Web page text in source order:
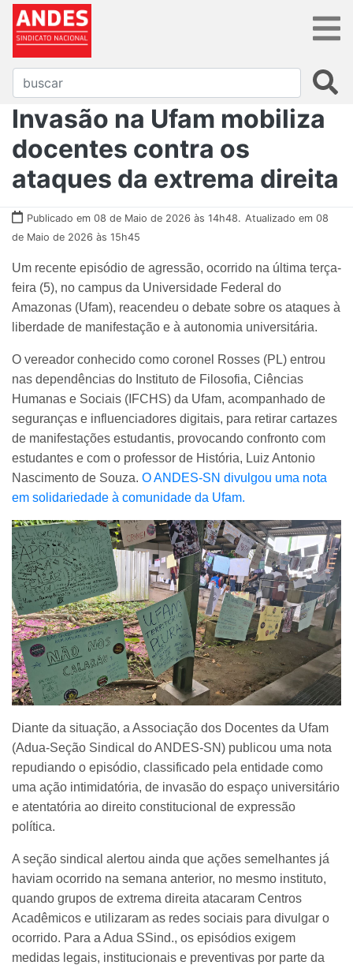
Invasão na Ufam mobiliza
docentes contra os
ataques da extrema direita
Publicado em 08 de Maio de 2026 às 14h48. Atualizado em 08
de Maio de 2026 às 15h45
Um recente episódio de agressão, ocorrido na última terça-
feira (5), no campus da Universidade Federal do
Amazonas (Ufam), reacendeu o debate sobre os ataques à
liberdade de manifestação e à autonomia universitária.
O vereador conhecido como coronel Rosses (PL) entrou
nas dependências do Instituto de Filosofia, Ciências
Humanas e Sociais (IFCHS) da Ufam, acompanhado de
seguranças e influenciadores digitais, para retirar cartazes
de manifestações estudantis, provocando confronto com
estudantes e com o professor de História, Luiz Antonio
Nascimento de Souza. O ANDES-SN divulgou uma nota
em solidariedade à comunidade da Ufam.
Diante da situação, a Associação dos Docentes da Ufam
(Adua-Seção Sindical do ANDES-SN) publicou uma nota
repudiando o episódio, classificado pela entidade como
uma ação intimidatória, de invasão do espaço universitário
e atentatória ao direito constitucional de expressão
política.
A seção sindical alertou ainda que ações semelhantes já
haviam ocorrido na semana anterior, no mesmo instituto,
quando grupos de extrema direita atacaram Centros
Acadêmicos e utilizaram as redes sociais para divulgar o
ocorrido. Para a Adua SSind., os episódios exigem
medidas legais, institucionais e preventivas por parte da